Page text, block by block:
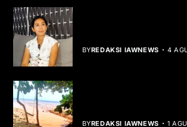
BYREDAKSI IAWNEWS 4
BYREDAKSI IAWNEWS 1